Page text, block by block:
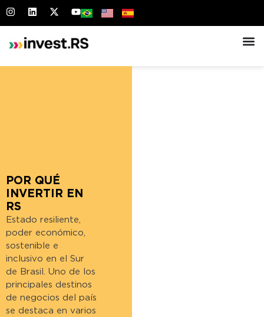
POR QUÉ
INVERTIR EN
RS
Estado resiliente,
poder económico,
sostenible e
inclusivo en el Sur
de Brasil. Uno de los
principales destinos
de negocios del país
se destaca en varios